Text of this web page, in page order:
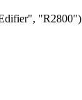
"R2800")